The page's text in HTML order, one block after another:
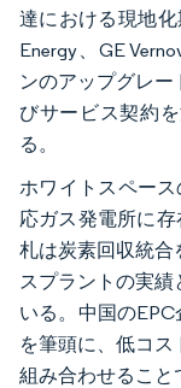
達における現地
Energy、GE
ンのアップグレ
びサービス契約
る。
ホワイトスペー
応ガス発電所に
札は炭素回収統合
スプラントの実
いる。中国のEPC
を筆頭に、低コ
組み合わせること